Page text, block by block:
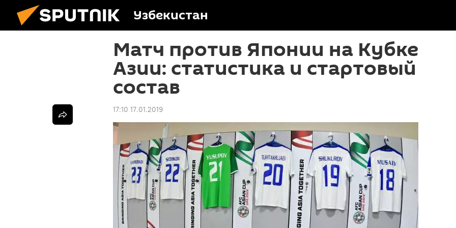
Узбекистан
Матч против Японии на Кубке
Азии: статистика и стартовый
состав
17:10 17.01.2019